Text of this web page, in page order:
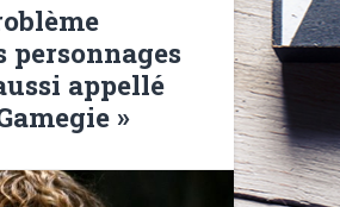
personnages
appellé
»